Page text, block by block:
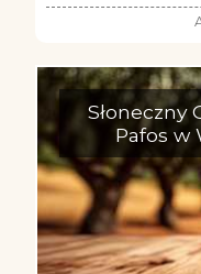
Słoneczny
Pafos w